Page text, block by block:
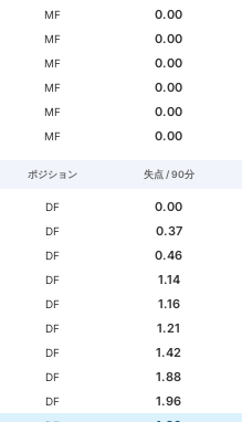
MF
0.00
MF
0.00
MF
0.00
MF
0.00
MF
0.00
MF 0.00
ポジション 失点 / 90分
DF
0.00
DF
0.37
DF
0.46
DF
1.14
DF
1.16
DF
1.21
DF
1.42
DF
1.88
DF
1.96